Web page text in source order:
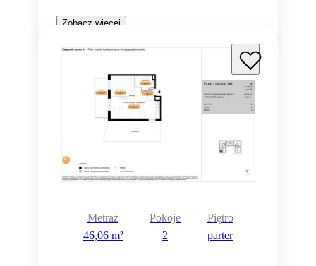
Zobacz więcej
Metraż
46,06 m²
Pokoje
2
Piętro
parter